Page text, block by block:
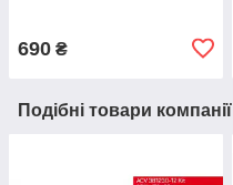
690 ₴
Подібні товари компанії